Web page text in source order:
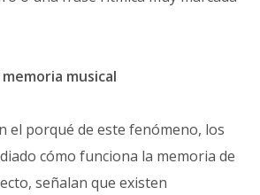
musical
el porqué de este fenómeno, los
cómo funciona la memoria de
señalan que existen